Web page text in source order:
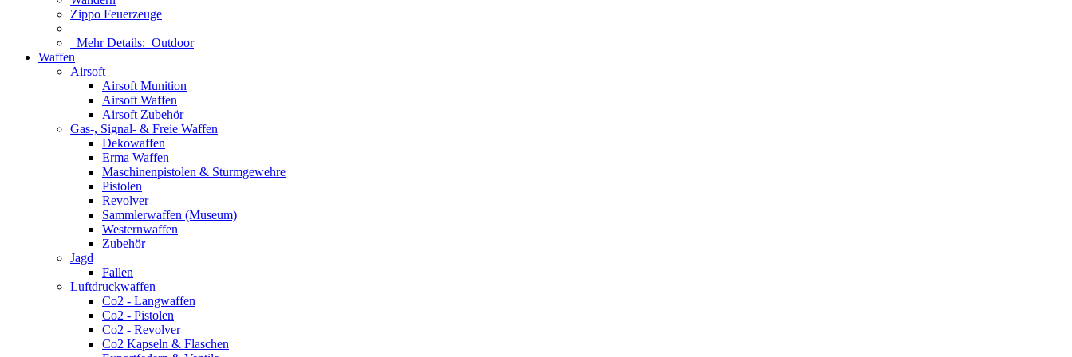
Zippo Feuerzeuge
Mehr Details: Outdoor
Waffen
Airsoft
Airsoft Munition
Airsoft Waffen
Airsoft Zubehör
Gas-, Signal- & Freie Waffen
Dekowaffen
Erma Waffen
Maschinenpistolen & Sturmgewehre
Pistolen
Revolver
Sammlerwaffen (Museum)
Westernwaffen
Zubehör
Jagd
Fallen
Luftdruckwaffen
Co2 - Langwaffen
Co2 - Pistolen
Co2 - Revolver
Co2 Kapseln & Flaschen